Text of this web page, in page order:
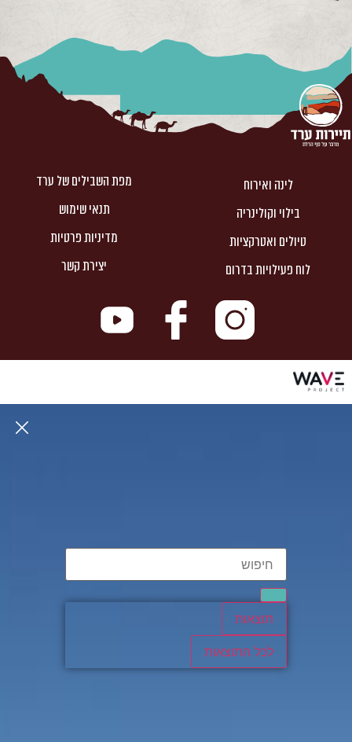
לינה ואירוח
בילוי וקולינריה
טיולים ואטרקציות
לוח פעילויות בדרום
מפת השבילים של ערד
תנאי שימוש
מדיניות פרטיות
יצירת קשר
תוצאות
לכל התוצאות